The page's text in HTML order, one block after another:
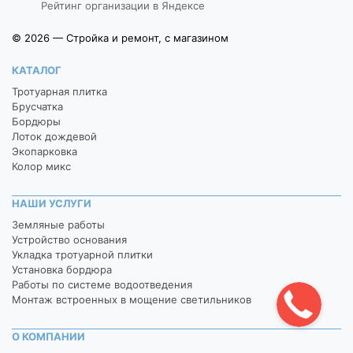
Рейтинг организации в Яндексе
© 2026 — Стройка и ремонт, с магазином
КАТАЛОГ
Тротуарная плитка
Брусчатка
Бордюры
Лоток дождевой
Экопарковка
Колор микс
НАШИ УСЛУГИ
Земляные работы
Устройство основания
Укладка тротуарной плитки
Установка бордюра
Работы по системе водоотведения
Монтаж встроенных в мощение светильников
О КОМПАНИИ